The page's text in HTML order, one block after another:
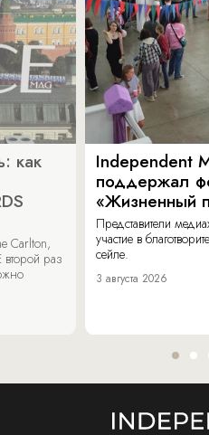
как
Carlton,
раз
Independent
поддержал
«Жизненный
Представители
участие в
сейле.
3 августа 2026